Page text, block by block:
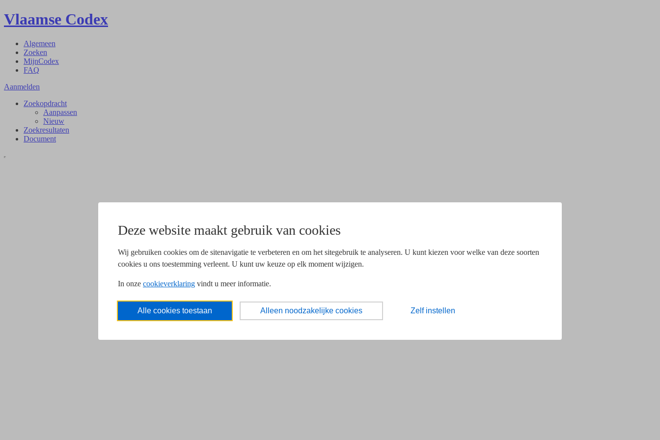
Deze website maakt gebruik van cookies
Wij gebruiken cookies om de sitenavigatie te verbeteren en om het sitegebruik te analyseren. U kunt kiezen voor welke van deze soorten
cookies u ons toestemming verleent. U kunt uw keuze op elk moment wijzigen.
In onze cookieverklaring vindt u meer informatie.
Alle cookies toestaan Alleen noodzakelijke cookies Zelf instellen
Vlaamse Codex
Algemeen
Zoeken
MijnCodex
FAQ
Aanmelden
Zoekopdracht
Aanpassen
Nieuw
Zoekresultaten
Document